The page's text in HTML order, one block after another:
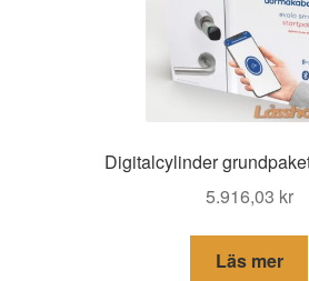
Digitalcylinder
5.916,03 kr
Läs mer